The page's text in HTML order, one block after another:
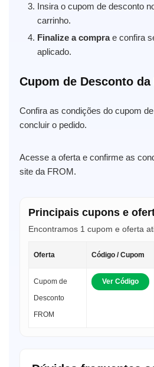
Insira o cupom de desconto
carrinho.
Finalize a comprae confira
aplicado.
Cupom de Desconto da
Confira as condições do cupom
concluir o pedido.
Acesse a oferta e confirme as
site da FROM.
Principais cupons e
Encontramos 1 cupom e oferta
Oferta Código / Cupom
Cupom de
Desconto
FROM
Ver Código